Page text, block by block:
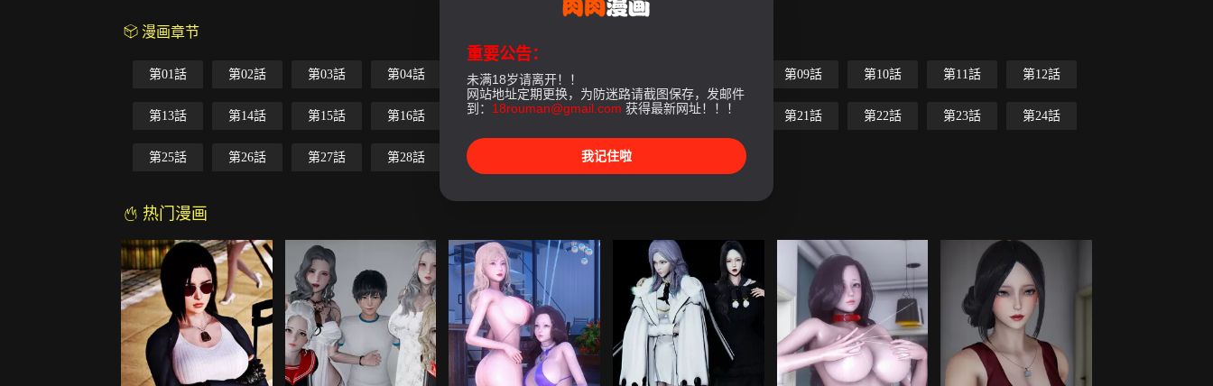
漫画章节
第01話 第02話 第03話 第04話 第05話 第06話 第09話 第10話 第11話 第12話
第13話 第14話 第15話 第16話 第17話 第18話 第19話 第20話 第21話 第22話 第23話 第24話
第25話 第26話 第27話 第28話
热门漫画
重要公告：
未满18岁请离开！！
网站地址定期更换，为防迷路请截图保存，发邮件
到： 18rouman@gmail.com 获得最新网址！！！
我记住啦